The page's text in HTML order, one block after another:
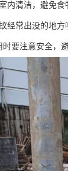
内清洁，避免
经常出没的地方
要注意安全，